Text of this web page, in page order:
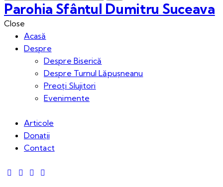
Parohia Sfântul Dumitru Suceava
Close
Acasă
Despre
Despre Biserică
Despre Turnul Lăpușneanu
Preoți Slujitori
Evenimente
Articole
Donații
Contact